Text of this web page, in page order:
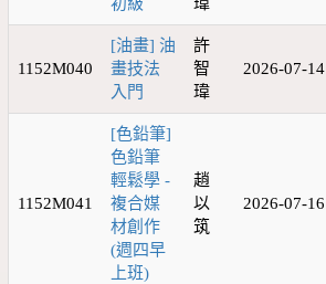
初級 瑋
1152M040
[油畫] 油
畫技法
入門
許
智
瑋
2026-07-14
1152M041
[色鉛筆]
色鉛筆
輕鬆學 -
複合媒
材創作
(週四早
上班)
趙
以
筑
2026-07-16